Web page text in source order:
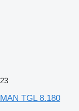
23
MAN TGL 8.180